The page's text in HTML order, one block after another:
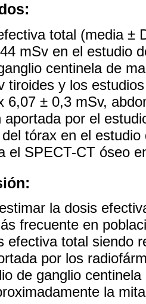
total (media ±
mSv en el estudio
centinela de
tiroides y los
6,07 ± 0,3 mSv,
aportada por el
tórax en el
el SPECT-CT óseo
la dosis
frecuente en
efectiva total siendo
por los
de ganglio
la